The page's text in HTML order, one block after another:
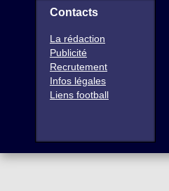
Contacts
La rédaction
Publicité
Recrutement
Infos légales
Liens football